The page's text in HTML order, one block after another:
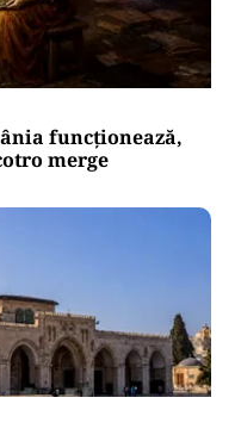
funcționează,
merge